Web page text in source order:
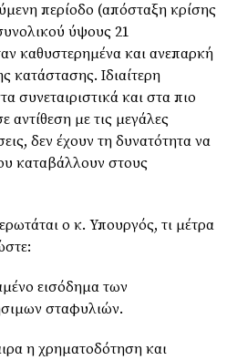
περίοδο (απόσταξη κρίσης
ύψους 21
καθυστερημένα και ανεπαρκή
κατάστασης. Ιδιαίτερη
συνεταιριστικά και στα πιο
αντίθεση με τις μεγάλες
δεν έχουν τη δυνατότητα να
καταβάλλουν στους
ο κ. Υπουργός, τι μέτρα
εισόδημα των
σταφυλιών.
η χρηματοδότηση και